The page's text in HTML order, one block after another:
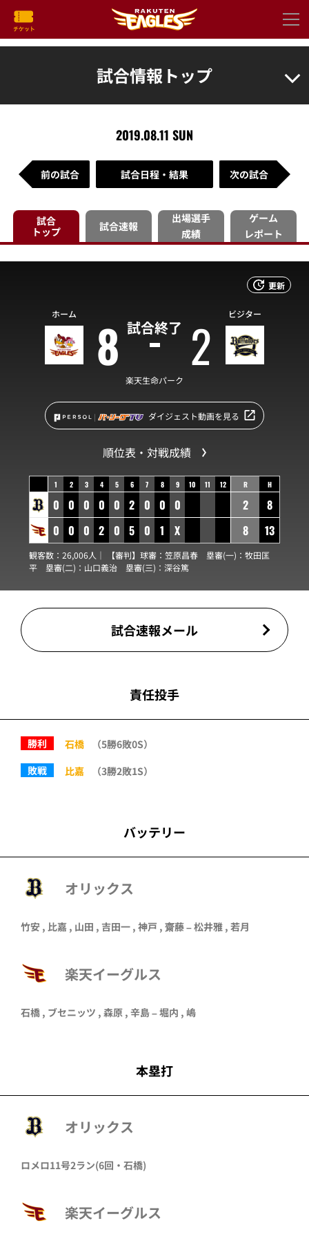
試合情報トップ
2019.08.11 SUN
前の試合 試合日程・結果 次の試合
試合
トップ
試合速報
出場選手
成績
ゲーム
レポート
更新
試合終了
ホーム 8 2 ビジター
楽天生命パーク
ダイジェスト動画を見る
順位表・対戦成績
1 2 3 4 5 6 7 8 9 10 11 12
0 0 0 0 0 2 0 0 0
0 0 0 2 0 5 0 1 X
R H
2
8
8
13
観客数：26,006人｜ 【審判】球審： 笠原昌春 塁審(一)： 牧田匡
平 塁審(二)： 山口義治 塁審(三)： 深谷篤
試合速報メール
責任投手
勝利 石橋
（5勝6敗0S）
敗戦
比嘉 （3勝2敗1S）
バッテリー
オリックス
竹安 , 比嘉 , 山田 , 吉田一 , 神戸 , 齋藤– 松井雅 , 若月
楽天イーグルス
石橋 , ブセニッツ , 森原 , 辛島–堀内 , 嶋
本塁打
オリックス
ロメロ11号2ラン(6回・ 石橋)
楽天イーグルス